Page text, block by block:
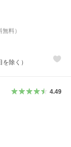
料）
除く）
4.49